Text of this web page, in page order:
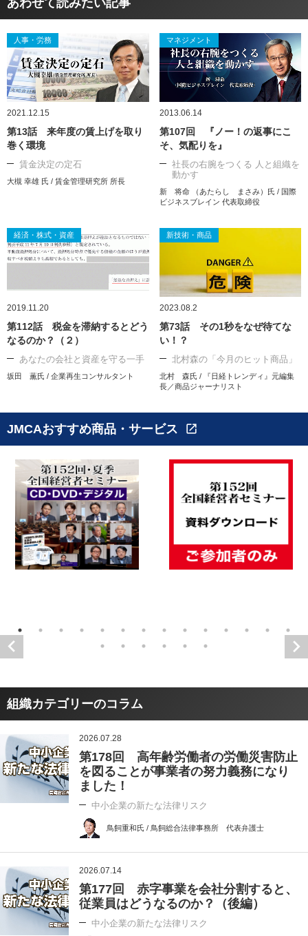
あわせて読みたい記事
人事・労務
2021.12.15
第13話 来年度の賃上げを取り
巻く環境
賃金決定の定石
大槻 幸雄 氏 / 賃金管理研究所 所長
マネジメント
2013.06.14
第107回 『ノー！の返事にこ
そ、気配りを』
社長の右腕をつくる 人と組織を
動かす
新 将命 （あたらし まさみ）氏 / 国際
ビジネスブレイン 代表取締役
経済・株式・資産
2019.11.20
第112話 税金を滞納するとどう
なるのか？（２）
あなたの会社と資産を守る一手
坂田 薫氏 / 企業再生コンサルタント
新技術・商品
2023.08.2
第73話 その1秒をなぜ待てな
い！？
北村森の「今月のヒット商品」
北村 森氏 / 『日経トレンディ』元編集
長／商品ジャーナリスト
JMCAおすすめ商品・サービス open_in_new
組織カテゴリーのコラム
2026.07.28
第178回 高年齢労働者の労働災害防止
を図ることが事業者の努力義務になり
ました！
中小企業の新たな法律リスク
鳥飼重和氏 / 鳥飼総合法律事務所 代表弁護士
2026.07.14
第177回 赤字事業を会社分割すると、
従業員はどうなるのか？（後編）
中小企業の新たな法律リスク